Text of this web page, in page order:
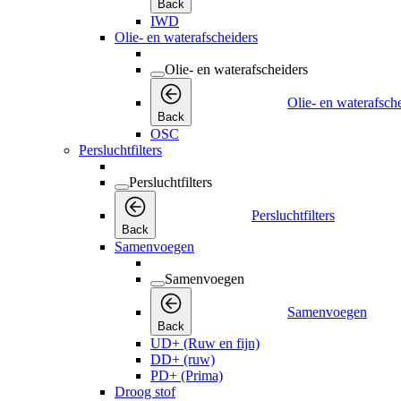
Back
IWD
Olie- en waterafscheiders
Olie- en waterafscheiders
Back
Olie- en
OSC
Persluchtfilters
Persluchtfilters
Back
Persluchtfilters
Samenvoegen
Samenvoegen
Back
Samenvoegen
UD+ (Ruw en fijn)
DD+ (ruw)
PD+ (Prima)
Droog stof